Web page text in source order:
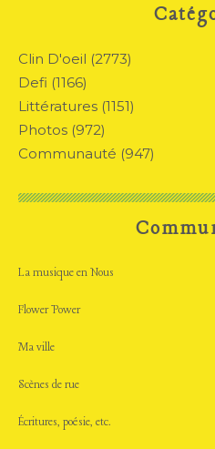
Clin D'oeil (2773)
Defi (1166)
Littératures (1151)
Photos (972)
Communauté (947)
La musique en Nous
Flower Power
Ma ville
Scènes de rue
Écritures, poésie, etc.